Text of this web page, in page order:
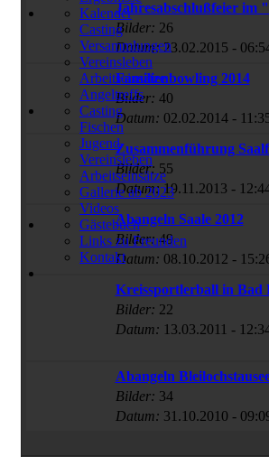
Kalender
Casting
Versammlungen
Vereinsleben
Arbeitseinsätze
Angeltreffs
Casting
Fischen
Jugend
Vereinsleben
Arbeitseinsätze
Gallerie ab 2023
Videos
Gästebuch
Links zu Freunden
Kontakt
Jahresabschlußfeier im
Bilder: 26
Datum:23.02.2015 -
Familienbowling 2014
Bilder: 40
Datum: 02.02.2014 -
Zusammenführung
Bilder: 55
Datum:19.11.2013 -
Abangeln Saale 2012
Bilder:49
Datum: 08.10.2012 -
Kreissportlerball in Bad
Bilder: 22
Datum: 13.03.2011 -
Abangeln
Bilder: 34
Datum: 31.10.2010 -